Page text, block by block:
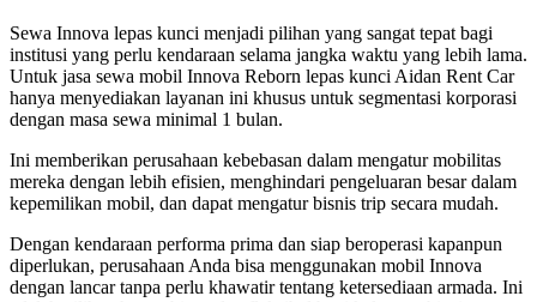
Sewa Innova lepas kunci menjadi pilihan yang sangat tepat bagi
institusi yang perlu kendaraan selama jangka waktu yang lebih lama.
Untuk jasa sewa mobil Innova Reborn lepas kunci Aidan Rent Car
hanya menyediakan layanan ini khusus untuk segmentasi korporasi
dengan masa sewa minimal 1 bulan.
Ini memberikan perusahaan kebebasan dalam mengatur mobilitas
mereka dengan lebih efisien, menghindari pengeluaran besar dalam
kepemilikan mobil, dan dapat mengatur bisnis trip secara mudah.
Dengan kendaraan performa prima dan siap beroperasi kapanpun
diperlukan, perusahaan Anda bisa menggunakan mobil Innova
dengan lancar tanpa perlu khawatir tentang ketersediaan armada. Ini